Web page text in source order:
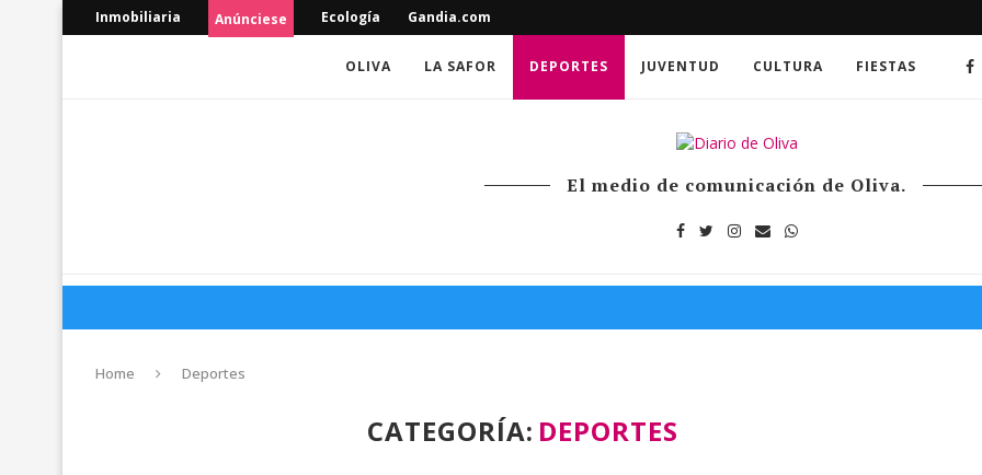
Inmobiliaria Anúnciese Ecología Gandia.com
OLIVA LA SAFOR DEPORTES JUVENTUD CULTURA FIESTAS
El medio de comunicación de Oliva.
Home Deportes
CATEGORÍA: DEPORTES